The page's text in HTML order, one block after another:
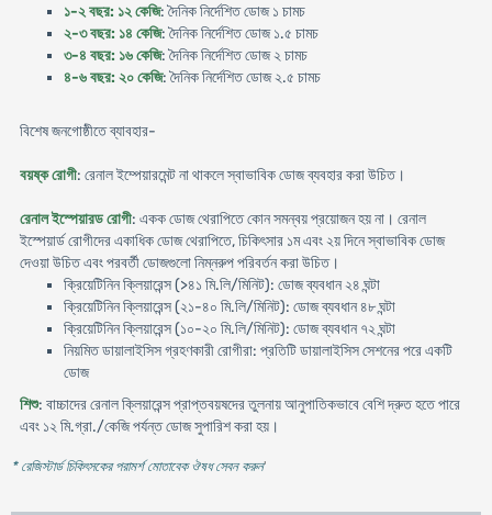
১-২ বছর: ১২ কেজি: দৈনিক নির্দেশিত ডোজ ১ চামচ
২-৩ বছর: ১৪ কেজি: দৈনিক নির্দেশিত ডোজ ১.৫ চামচ
৩-৪ বছর: ১৬ কেজি: দৈনিক নির্দেশিত ডোজ ২ চামচ
৪-৬ বছর: ২০ কেজি: দৈনিক নির্দেশিত ডোজ ২.৫ চামচ
বিশেষ জনগোষ্ঠীতে ব্যাবহার-
বয়ষ্ক রোগী: রেনাল ইম্পেয়ারমেন্ট না থাকলে স্বাভাবিক ডোজ ব্যবহার করা উচিত।
রেনাল ইস্পেয়ারড রোগী: একক ডোজ থেরাপিতে কোন সমন্বয় প্রয়োজন হয় না। রেনাল
ইস্পেয়ার্ড রোগীদের একাধিক ডোজ থেরাপিতে, চিকিৎসার ১ম এবং ২য় দিনে স্বাভাবিক ডোজ
দেওয়া উচিত এবং পরবর্তী ডোজগুলো নিম্নরুপ পরিবর্তন করা উচিত।
ক্রিয়েটিনিন ক্লিয়ারেন্স (>৪১ মি.লি/মিনিট): ডোজ ব্যবধান ২৪ ঘন্টা
ক্রিয়েটিনিন ক্লিয়ারেন্স (২১-৪০ মি.লি/মিনিট): ডোজ ব্যবধান ৪৮ ঘন্টা
ক্রিয়েটিনিন ক্লিয়ারেন্স (১০-২০ মি.লি/মিনিট): ডোজ ব্যবধান ৭২ ঘন্টা
নিয়মিত ডায়ালাইসিস গ্রহণকারী রোগীরা: প্রতিটি ডায়ালাইসিস সেশনের পরে একটি
ডোজ
শিশু: বাচ্চাদের রেনাল ক্লিয়ারেন্স প্রাপ্তবয়ষদের তুলনায় আনুপাতিকভাবে বেশি দ্রুত হতে পারে
এবং ১২ মি.গ্রা./কেজি পর্যন্ত ডোজ সুপারিশ করা হয়।
* রেজিস্টার্ড চিকিৎসকের পরামর্শ মোতাবেক ঔষধ সেবন করুন'